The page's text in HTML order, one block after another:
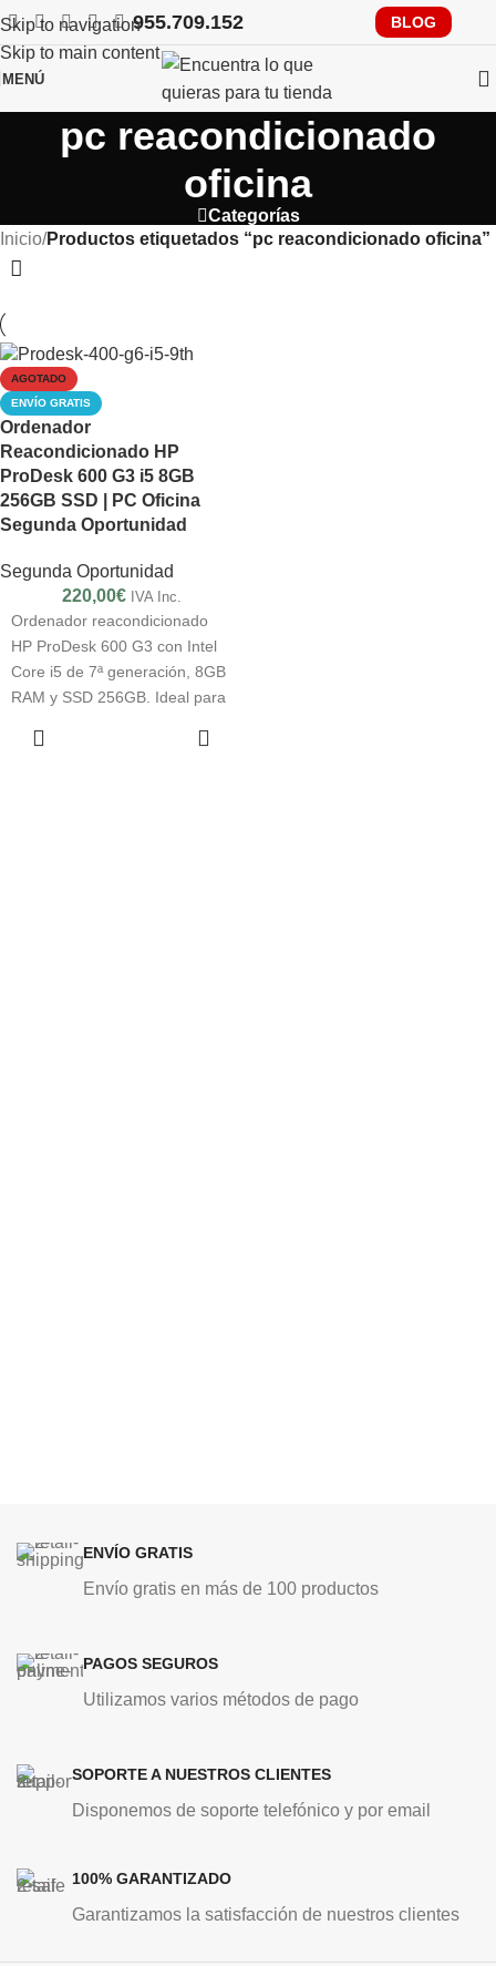
Skip to navigation
Skip to main content
RECUERDA QUE PRONTO TENDRÁS QUE CUMPLIR CON
VERIFACTU, CONSÚLTANOS
955.709.152 BLOG
MENÚ
pc reacondicionado
oficina
Categorías
Inicio/Productos etiquetados “pc reacondicionado oficina”
AGOTADO
ENVÍO GRATIS
Ordenador
Reacondicionado HP
ProDesk 600 G3 i5 8GB
256GB SSD | PC Oficina
Segunda Oportunidad
Segunda Oportunidad
220,00€ IVA Inc.
Ordenador reacondicionado
HP ProDesk 600 G3 con Intel
Core i5 de 7ª generación, 8GB
RAM y SSD 256GB. Ideal para
revisado con Windows 10 Pro y
ENVÍO GRATIS
Envío gratis en más de 100 productos
PAGOS SEGUROS
Utilizamos varios métodos de pago
SOPORTE A NUESTROS CLIENTES
Disponemos de soporte telefónico y por email
100% GARANTIZADO
Garantizamos la satisfacción de nuestros clientes